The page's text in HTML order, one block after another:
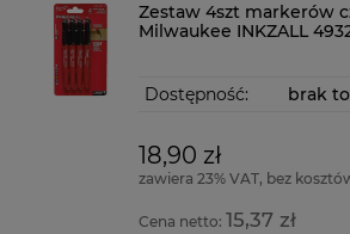
Zestaw 4szt markerów
Milwaukee INKZALL
Dostępność: brak
18,90 zł
zawiera 23% VAT, bez
Cena netto: 15,37 zł